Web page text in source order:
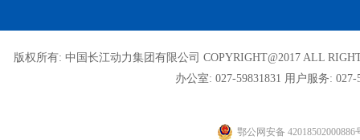
版权所有: 中国长江动力集团有限公司 COPYRIGHT@2017 ALL
办公室: 027-59831831 用户服务: 027-
鄂公网安备 42018502000886